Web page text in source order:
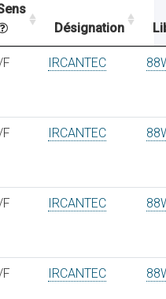
Désignation
F IRCANTEC
F IRCANTEC
F IRCANTEC
F IRCANTEC